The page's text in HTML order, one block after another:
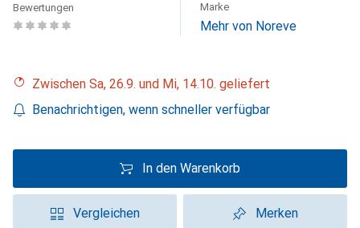
Bewertungen Marke
Mehr von Noreve
Zwischen Sa, 26.9. und Mi, 14.10. geliefert
Benachrichtigen, wenn schneller verfügbar
In den Warenkorb
Vergleichen Merken